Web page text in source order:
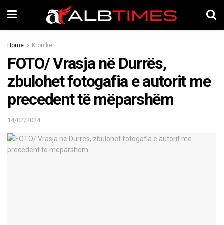
Home Kronikë
FOTO/ Vrasja në Durrës,
zbulohet fotogafia e autorit me
precedent të mëparshëm
14/02/2024